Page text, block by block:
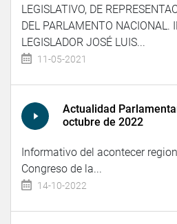
LEGISLATIVO, DE
DEL PARLAMENTO NACIONAL.
LEGISLADOR JOSÉ LUIS...
11-05-2021
Actualidad
octubre de 2022
Informativo del acontecer
Congreso de la...
14-10-2022